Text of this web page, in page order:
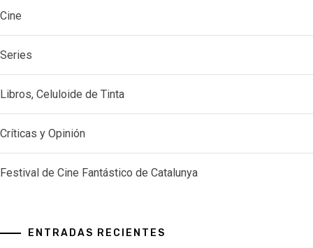
Cine
Series
Libros, Celuloide de Tinta
Críticas y Opinión
Festival de Cine Fantástico de Catalunya
ENTRADAS RECIENTES